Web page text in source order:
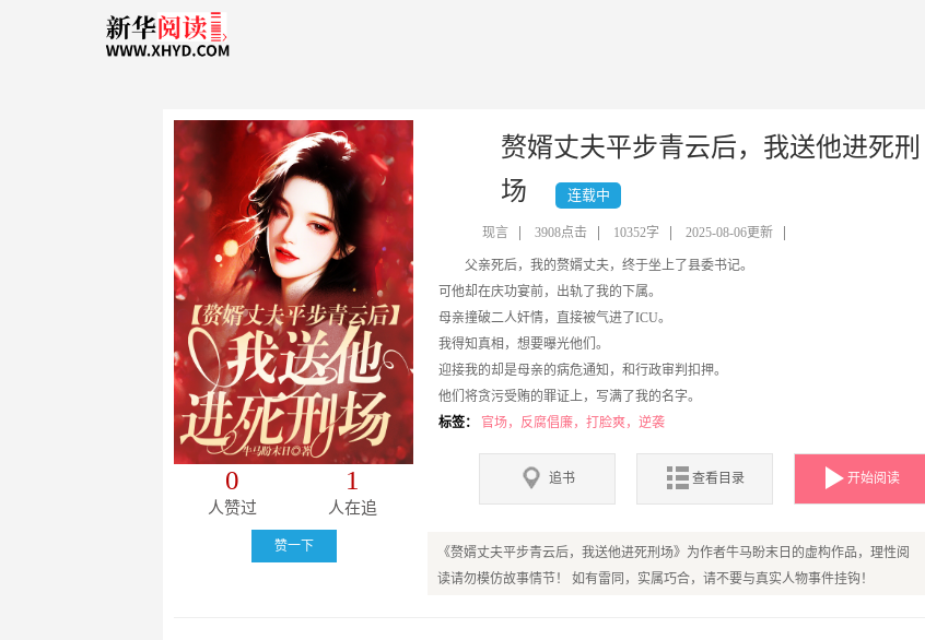
0
人赞过
1
人在追
赞一下
赘婿丈夫平步青云后，我送他进死刑
场
连载中
现言 3908点击 10352字 2025-08-06更新
父亲死后，我的赘婿丈夫，终于坐上了县委书记。
可他却在庆功宴前，出轨了我的下属。
母亲撞破二人奸情，直接被气进了ICU。
我得知真相，想要曝光他们。
迎接我的却是母亲的病危通知，和行政审判扣押。
他们将贪污受贿的罪证上，写满了我的名字。
我从清廉县委书记的女儿，变成了人人喊打的贪官。
几十辆武装警车...
标签： 官场，反腐倡廉，打脸爽，逆袭
追书 查看目录 开始阅读
《赘婿丈夫平步青云后，我送他进死刑场》为作者牛马盼末日的虚构作品，理性阅
读请勿模仿故事情节！ 如有雷同，实属巧合，请不要与真实人物事件挂钩！